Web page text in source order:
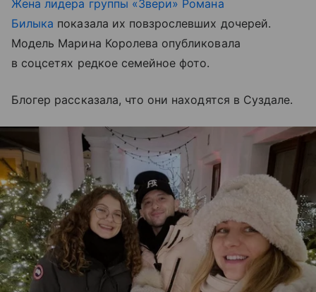
Жена лидера группы «Звери» Романа
Билыка показала их повзрослевших дочерей.
Модель Марина Королева опубликовала
в соцсетях редкое семейное фото.
Блогер рассказала, что они находятся в Суздале.